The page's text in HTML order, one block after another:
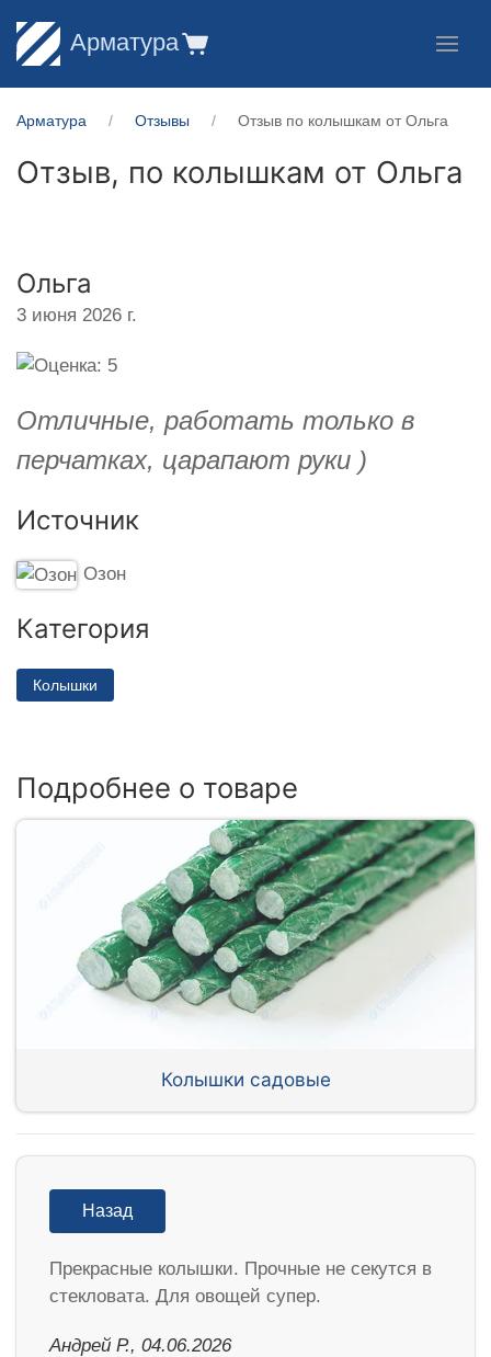
Арматура
Арматура Отзывы Отзыв по колышкам от Ольга
Отзыв, по колышкам от Ольга
Ольга
3 июня 2026 г.
Отличные, работать только в
перчатках, царапают руки )
Источник
Озон
Категория
Колышки
Подробнее о товаре
Колышки садовые
Назад
Прекрасные колышки. Прочные не секутся в
стекловата. Для овощей супер.
Андрей Р., 04.06.2026